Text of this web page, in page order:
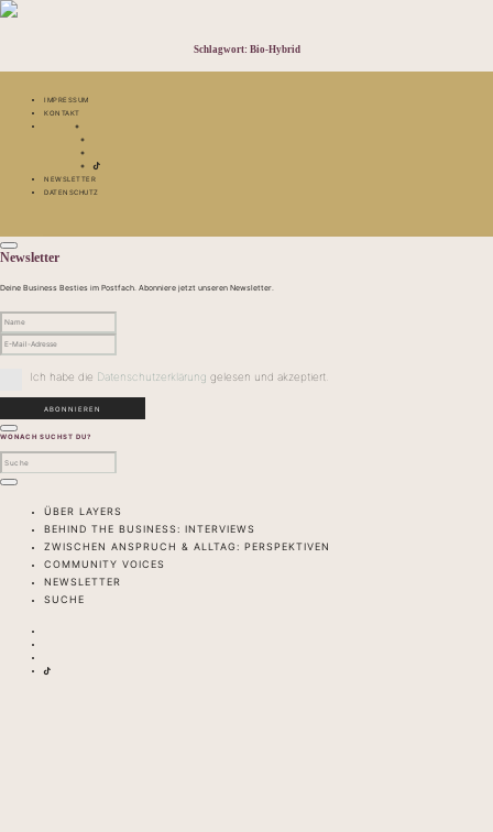
Schlagwort: Bio-Hybrid
IMPRESSUM
KONTAKT
NEWSLETTER
DATENSCHUTZ
Newsletter
Deine Business Besties im Postfach. Abonniere jetzt unseren Newsletter.
Ich habe die Datenschutzerklärung gelesen und akzeptiert.
WONACH SUCHST DU?
ÜBER LAYERS
BEHIND THE BUSINESS: INTERVIEWS
ZWISCHEN ANSPRUCH & ALLTAG: PERSPEKTIVEN
COMMUNITY VOICES
NEWSLETTER
SUCHE